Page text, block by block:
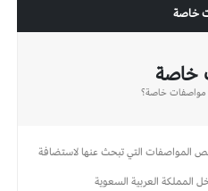
خاصة
خاصة
خاصة؟
المواصفات التي تبحث عنها لاستضافة
المملكة العربية السعوية